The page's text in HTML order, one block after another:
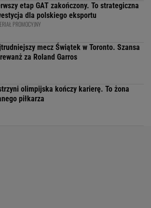
etap GAT zakończony. To strategiczna
dla polskiego eksportu
PROMOCYJNY
mecz Świątek w Toronto. Szansa
za Roland Garros
olimpijska kończy karierę. To żona
piłkarza